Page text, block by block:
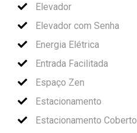
Elevador
Elevador com Senha
Energia Elétrica
Entrada Facilitada
Espaço Zen
Estacionamento
Estacionamento Coberto